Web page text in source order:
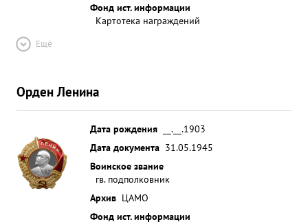
Фонд ист. информации
Картотека награждений
Ещё
Орден Ленина
Дата рождения
__.__.1903
Дата документа 31.05.1945
Воинское звание
гв. подполковник
Архив ЦАМО
Фонд ист. информации